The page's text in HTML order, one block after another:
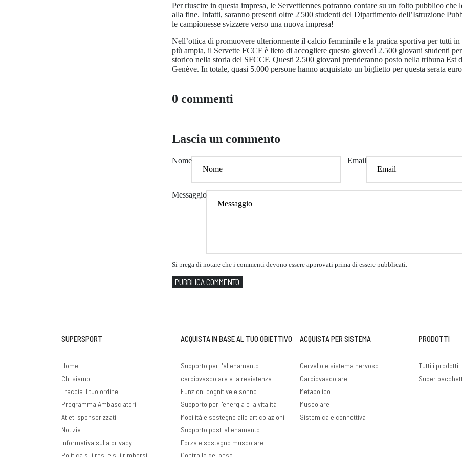
Per riuscire in questa impresa, le Servettiennes potranno contare su un folto pubblico che
alla fine. Infatti, saranno presenti oltre 2'500 studenti del Dipartimento dell’Istruzione
le campionesse svizzere verso una nuova impresa!
Nell’ottica di promuovere ulteriormente il calcio femminile e la pratica sportiva per tutti in
più ampia, il Servette FCCF è lieto di accogliere questo giovedì 2.500 giovani studenti
storico nella storia del SFCCF. Questi 2.500 giovani prenderanno posto nella tribuna Est
Genève. In totale, quasi 5.000 persone hanno acquistato un biglietto per questa serata
0 commenti
Lascia un commento
Nome Email
Messaggio
Si prega di notare che i commenti devono essere approvati prima di essere pubblicati.
PUBBLICA COMMENTO
SUPERSPORT
Home
Chi siamo
Traccia il tuo ordine
Programma Ambasciatori
Atleti sponsorizzati
Notizie
Informativa sulla privacy
ACQUISTA IN BASE AL TUO OBIETTIVO
Supporto per l'allenamento
cardiovascolare e la resistenza
Funzioni cognitive e sonno
Supporto per l'energia e la vitalità
Mobilità e sostegno alle articolazioni
Supporto post-allenamento
Forza e sostegno muscolare
ACQUISTA PER SISTEMA
Cervello e sistema nervoso
Cardiovascolare
Metabolico
Muscolare
Sistemica e connettiva
PRODOTTI
Tutti i prodotti
Super